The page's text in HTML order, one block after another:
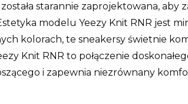
starannie zaprojektowana, aby
modelu Yeezy Knit RNR jest
kolorach, te sneakersy świetnie
Knit RNR to połączenie
i zapewnia niezrównany